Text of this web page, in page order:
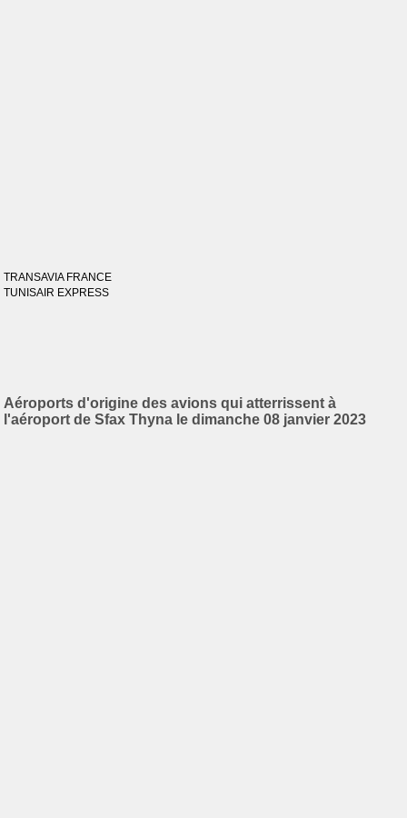
TRANSAVIA FRANCE
TUNISAIR EXPRESS
Aéroports d'origine des avions qui atterrissent à
l'aéroport de Sfax Thyna le dimanche 08 janvier 2023